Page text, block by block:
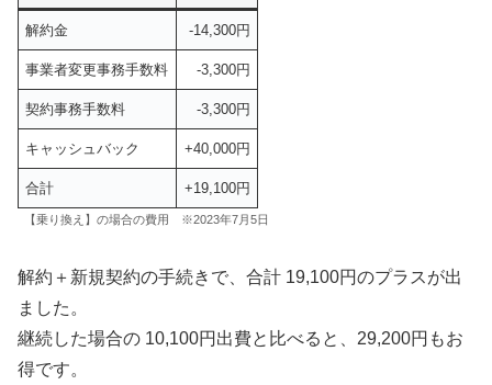
解約金 -14,300円
事業者変更事務手数料 -3,300円
契約事務手数料 -3,300円
キャッシュバック +40,000円
合計 +19,100円
【乗り換え】の場合の費用 ※2023年7月5日
解約＋新規契約の手続きで、合計 19,100円のプラスが出
ました。
継続した場合の 10,100円出費と比べると、29,200円もお
得です。